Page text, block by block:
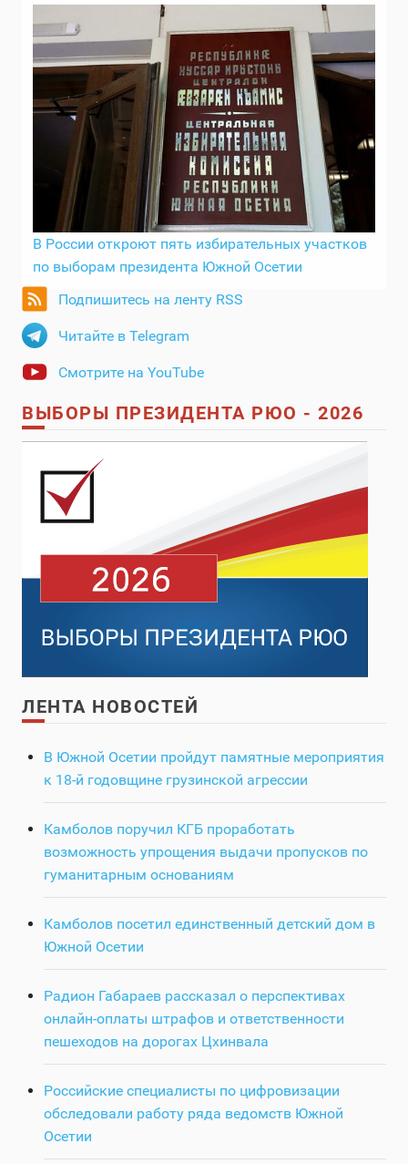
В России откроют пять избирательных участков
по выборам президента Южной Осетии
Подпишитесь на ленту RSS
Читайте в Telegram
Смотрите на YouTube
ВЫБОРЫ ПРЕЗИДЕНТА РЮО - 2026
ЛЕНТА НОВОСТЕЙ
В Южной Осетии пройдут памятные мероприятия
к 18-й годовщине грузинской агрессии
Камболов поручил КГБ проработать
возможность упрощения выдачи пропусков по
гуманитарным основаниям
Камболов посетил единственный детский дом в
Южной Осетии
Радион Габараев рассказал о перспективах
онлайн-оплаты штрафов и ответственности
пешеходов на дорогах Цхинвала
Российские специалисты по цифровизации
обследовали работу ряда ведомств Южной
Осетии